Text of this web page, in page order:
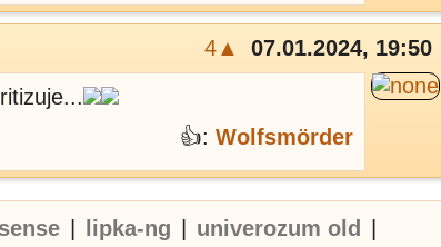
4▲
07.01.2024, 19:50
👍: Wolfsmörder
lipka-ng univerozum old